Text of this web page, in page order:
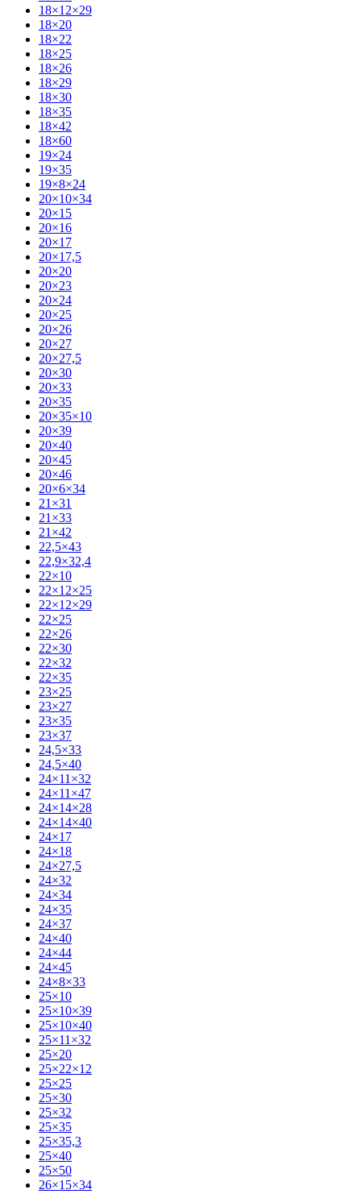
18×12×29
18×20
18×22
18×25
18×26
18×29
18×30
18×35
18×42
18×60
19×24
19×35
19×8×24
20×10×34
20×15
20×16
20×17
20×17,5
20×20
20×23
20×24
20×25
20×26
20×27
20×27,5
20×30
20×33
20×35
20×35×10
20×39
20×40
20×45
20×46
20×6×34
21×31
21×33
21×42
22,5×43
22,9×32,4
22×10
22×12×25
22×12×29
22×25
22×26
22×30
22×32
22×35
23×25
23×27
23×35
23×37
24,5×33
24,5×40
24×11×32
24×11×47
24×14×28
24×14×40
24×17
24×18
24×27,5
24×32
24×34
24×35
24×37
24×40
24×44
24×45
24×8×33
25×10
25×10×39
25×10×40
25×11×32
25×20
25×22×12
25×25
25×30
25×32
25×35
25×35,3
25×40
25×50
26×15×34